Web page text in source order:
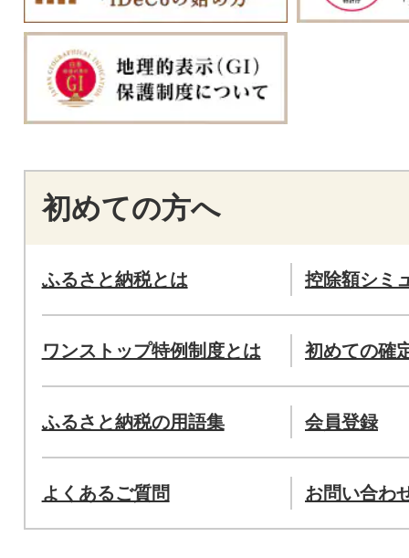
初めての方へ
ふるさと納税とは 控除額シミ
ワンストップ特例制度とは 初めての確
ふるさと納税の用語集 会員登録
よくあるご質問 お問い合わ